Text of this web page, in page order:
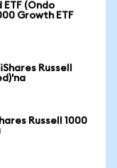
ETF (Ondo
Growth ETF
Russell
Russell 1000